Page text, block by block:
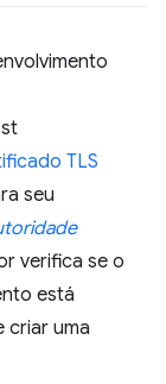
TLS
seu
verifica se o
está
criar uma